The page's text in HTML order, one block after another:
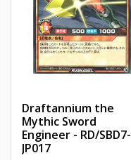
Draftannium the
Mythic Sword
Engineer - RD/SBD7-
JP017